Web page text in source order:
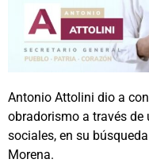
Antonio Attolini dio a
obradorismo a través de
sociales, en su
Morena.